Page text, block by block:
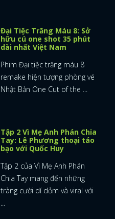
Đại Tiệc Trăng Máu 8: Sở
hữu cú one shot 35 phút
dài nhất Việt Nam
Phim Đại tiệc trăng máu 8
remake hiện tượng phòng vé
Nhật Bản One Cut of the ...
Tập 2 Vì Mẹ Anh Phán Chia
Tay: Lê Phương thoại táo
bạo với Quốc Huy
Tập 2 của Vì Mẹ Anh Phán
Chia Tay mang đến những
tràng cười dí dỏm và viral với
...